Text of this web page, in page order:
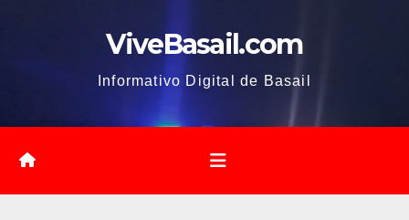
ViveBasail.com
Informativo Digital de Basail